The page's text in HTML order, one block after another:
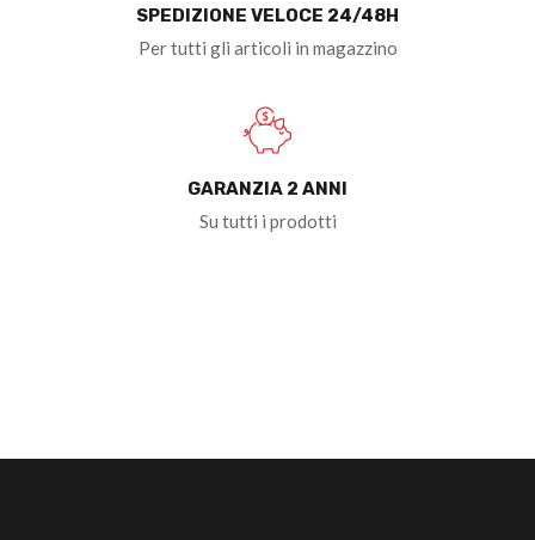
SPEDIZIONE VELOCE 24/48H
Per tutti gli articoli in magazzino
GARANZIA 2 ANNI
Su tutti i prodotti